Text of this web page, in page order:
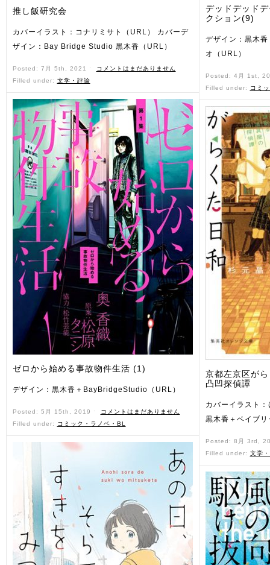
推し飯研究会
カバーイラスト：コナリミサト（URL） カバーデ
ザイン：Bay Bridge Studio 黒木香（URL）
Posted: 7月 5th, 2021 ˑ
コメントはまだありません
Filled under: 文学・評論
ゼロから始める事故物件生活 (1)
デザイン：黒木香＋BayBridgeStudio（URL）
Posted: 5月 15th, 2019 ˑ
コメントはまだありません
Filled under:
コミック・ラノベ・BL
デッドデッド
クション(9)
デザイン：黒木
オ（URL）
Posted: 4月 1st,
Filled under:
コミ
京都左京区が
凸凹探偵譚
カバーイラスト
黒木香＋ベイブ
Posted: 8月 3rd,
Filled under: 文学